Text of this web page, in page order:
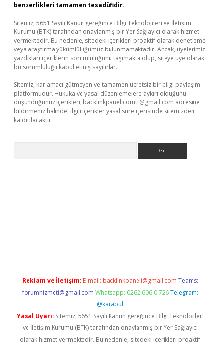
benzerlikleri tamamen tesadüfidir.
Sitemiz, 5651 Sayılı Kanun gereğince Bilgi Teknolojileri ve İletişim
Kurumu (BTK) tarafından onaylanmış bir Yer Sağlayıcı olarak hizmet
vermektedir. Bu nedenle, sitedeki içerikleri proaktif olarak denetleme
veya araştırma yükümlülüğümüz bulunmamaktadır. Ancak, üyelerimiz
yazdıkları içeriklerin sorumluluğunu taşımakta olup, siteye üye olarak
bu sorumluluğu kabul etmiş sayılırlar.
Sitemiz, kar amacı gütmeyen ve tamamen ücretsiz bir bilgi paylaşım
platformudur. Hukuka ve yasal düzenlemelere aykırı olduğunu
düşündüğünüz içerikleri, backlinkpanelicomtr@gmail.com adresine
bildirmeniz halinde, ilgili içerikler yasal süre içerisinde sitemizden
kaldırılacaktır.
Reklam ve İletişim: E-mail: backlinkpaneli@gmail.com Teams:
forumhizmeti@gmail.com Whatsapp: 0262 606 0 726 Telegram:
@karabul
Yasal Uyarı: Sitemiz, 5651 Sayılı Kanun gereğince Bilgi Teknolojileri
ve İletişim Kurumu (BTK) tarafından onaylanmış bir Yer Sağlayıcı
olarak hizmet vermektedir. Bu nedenle, sitedeki içerikleri proaktif